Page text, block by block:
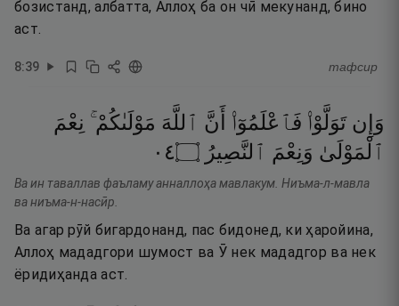
бозистанд, албатта, Аллоҳ ба он чӣ мекунанд, бино
аст.
8:39 тафсир
وَإِن تَوَلَّوْا۟ فَٱعْلَمُوٓا۟ أَنَّ ٱللَّهَ مَوْلَىٰكُمْ ۚ نِعْمَ
ٱلْمَوْلَىٰ وَنِعْمَ ٱلنَّصِيرُ ۝٤٠
Ва ин таваллав фаъламу анналлоҳа мавлакум. Ниъма-л-мавла
ва ниъма-н-насӣр.
Ва агар рӯй бигардонанд, пас бидонед, ки ҳаройина,
Аллоҳ мададгори шумост ва Ӯ нек мададгор ва нек
ёридиҳанда аст.